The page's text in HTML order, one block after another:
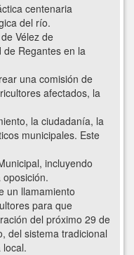
centenaria
del río.
Vélez de
Regantes en la
una comisión de
afectados, la
la ciudadanía, la
municipales. Este
incluyendo
un llamamiento
para que
del próximo 29 de
del sistema tradicional